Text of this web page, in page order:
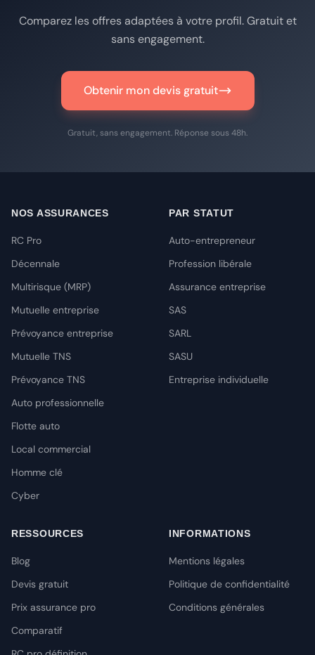
Comparez les offres adaptées à votre profil. Gratuit et
sans engagement.
Obtenir mon devis gratuit
Gratuit, sans engagement. Réponse sous 48h.
NOS ASSURANCES
RC Pro
Décennale
Multirisque (MRP)
Mutuelle entreprise
Prévoyance entreprise
Mutuelle TNS
Prévoyance TNS
Auto professionnelle
Flotte auto
Local commercial
Homme clé
Cyber
PAR STATUT
Auto-entrepreneur
Profession libérale
Assurance entreprise
SAS
SARL
SASU
Entreprise individuelle
RESSOURCES
Blog
Devis gratuit
Prix assurance pro
Comparatif
INFORMATIONS
Mentions légales
Politique de confidentialité
Conditions générales